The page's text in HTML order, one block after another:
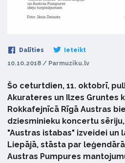
Dalīties Ieteikt
10.10.2018 / Parmuziku.lv
Šo ceturtdien, 11. oktobrī,
Akurateres un Ilzes Gruntes
Rokkafejnīcā Rīgā Austras
dziesminieku koncertu
"Austras istabas" izveidei un
Liepājā, stāsta par
Austras Pumpures